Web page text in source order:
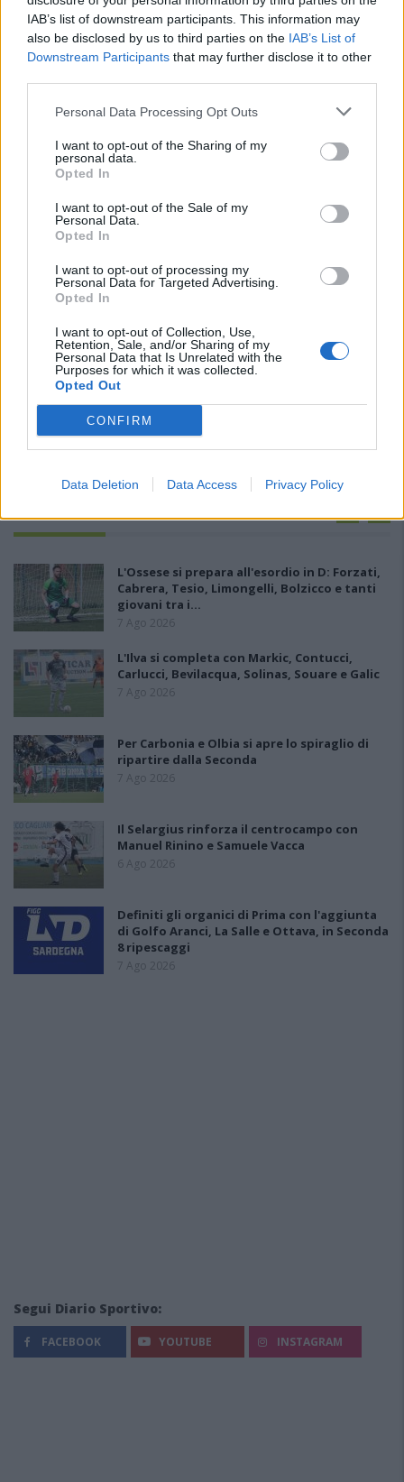
IAB’s list of downstream participants. This information may
also be disclosed by us to third parties on the IAB’s List of
Downstream Participants that may further disclose it to other
Personal Data Processing Opt Outs
I want to opt-out of the Sharing of my
personal data.
Opted In
I want to opt-out of the Sale of my
Personal Data.
Opted In
I want to opt-out of processing my
Personal Data for Targeted Advertising.
Opted In
I want to opt-out of Collection, Use,
Retention, Sale, and/or Sharing of my
Personal Data that Is Unrelated with the
Purposes for which it was collected.
Opted Out
CONFIRM
Data Deletion Data Access Privacy Policy
PIÙ LETTI OGGI
L'Ossese si prepara all'esordio in D: Forzati,
Cabrera, Tesio, Limongelli, Bolzicco e tanti
giovani tra i…
7 Ago 2026
L'Ilva si completa con Markic, Contucci,
Carlucci, Bevilacqua, Solinas, Souare e Galic
7 Ago 2026
Per Carbonia e Olbia si apre lo spiraglio di
ripartire dalla Seconda
7 Ago 2026
Il Selargius rinforza il centrocampo con
Manuel Rinino e Samuele Vacca
6 Ago 2026
Definiti gli organici di Prima con l'aggiunta
di Golfo Aranci, La Salle e Ottava, in Seconda
8 ripescaggi
7 Ago 2026
Segui Diario Sportivo:
FACEBOOK YOUTUBE INSTAGRAM